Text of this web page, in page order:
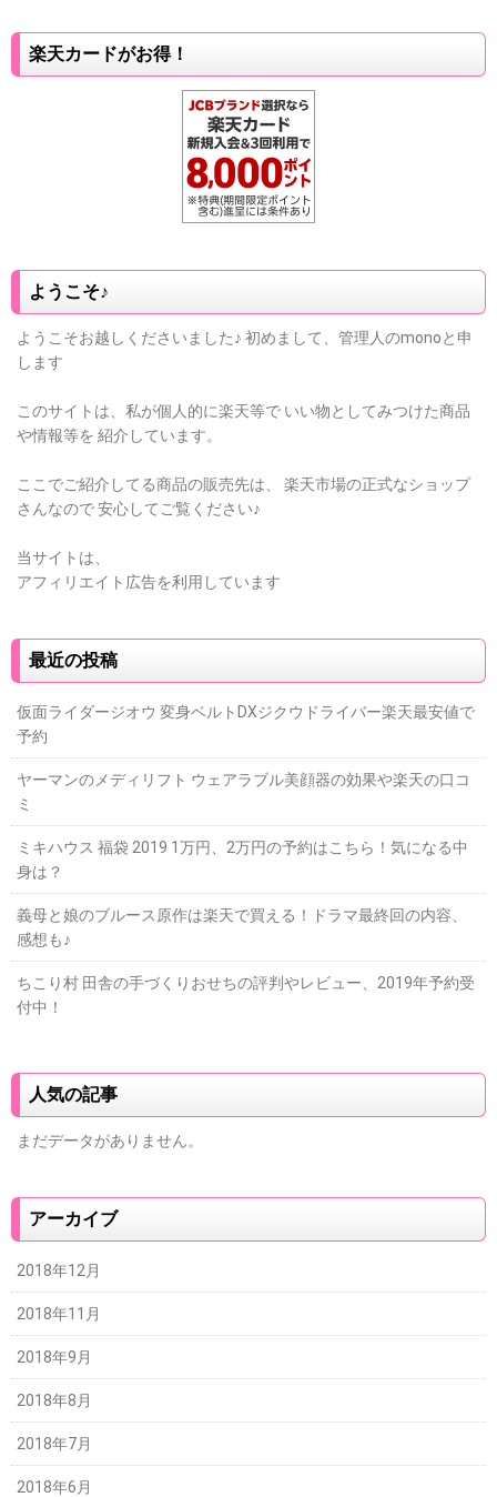
楽天カードがお得！
ようこそ♪
ようこそお越しくださいました♪ 初めまして、管理人のmonoと申
します
このサイトは、私が個人的に楽天等で いい物としてみつけた商品
や情報等を 紹介しています。
ここでご紹介してる商品の販売先は、
楽天市場の正式なショップ
さんなので安心してご覧ください♪
当サイトは、
アフィリエイト広告を利用しています
最近の投稿
仮面ライダージオウ 変身ベルトDXジクウドライバー楽天最安値で
予約
ヤーマンのメディリフト ウェアラブル美顔器の効果や楽天の口コ
ミ
ミキハウス 福袋 2019 1万円、2万円の予約はこちら！気になる中
身は？
義母と娘のブルース原作は楽天で買える！ドラマ最終回の内容、
感想も♪
ちこり村 田舎の手づくりおせちの評判やレビュー、2019年予約受
付中！
人気の記事
まだデータがありません。
アーカイブ
2018年12月
2018年11月
2018年9月
2018年8月
2018年7月
2018年6月